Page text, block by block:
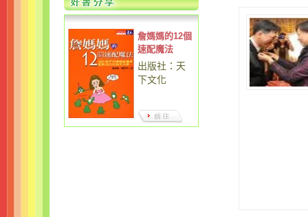
詹媽媽的12個
速配魔法
出版社：天
下文化